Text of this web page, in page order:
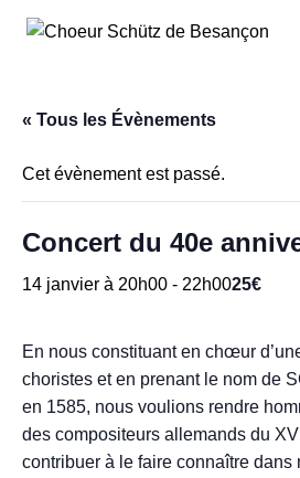
« Tous les Évènements
Cet évènement est passé.
Concert du 40e
14 janvier à 20h00 - 22h0025€
En nous constituant en chœur
choristes et en prenant le nom de
en 1585, nous voulions rendre
des compositeurs allemands du
contribuer à le faire connaître dans